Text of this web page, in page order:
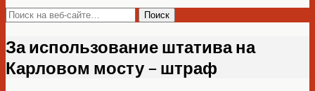
За использование штатива на
Карловом мосту – штраф